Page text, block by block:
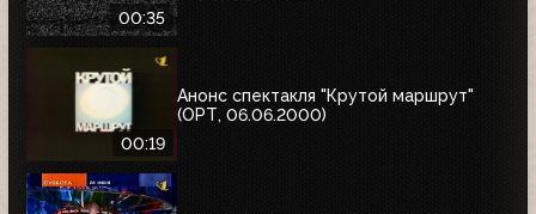
00:35
00:19
Анонс спектакля "Крутой маршрут"
(ОРТ, 06.06.2000)